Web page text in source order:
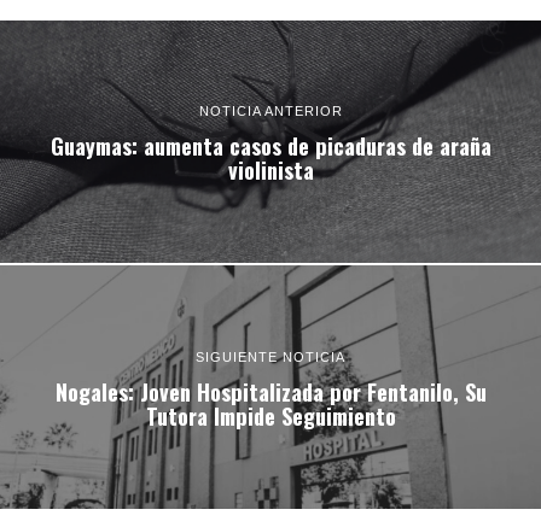
NOTICIA ANTERIOR
Guaymas: aumenta casos de picaduras de araña
violinista
SIGUIENTE NOTICIA
Nogales: Joven Hospitalizada por Fentanilo, Su
Tutora Impide Seguimiento